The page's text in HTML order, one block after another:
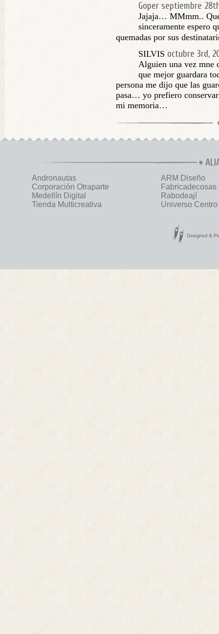
Goper septiembre
Jajaja… MMmm..
sinceramente espero
quemadas por sus
SILVIS octubre 3rd,
Alguien una vez mne
que mejor guardara
persona me dijo que las
pasa… yo prefiero
mi memoria…
Andronautas
ARM Diseño
Corporación Otraparte
Fabricadecosas
Medellín Digital
Rabodeají
Tienda Multicreativa
Universo Centro